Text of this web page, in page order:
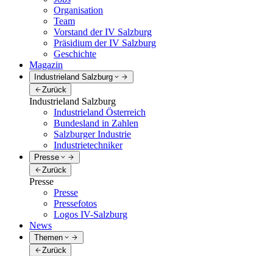
Organisation
Team
Vorstand der IV Salzburg
Präsidium der IV Salzburg
Geschichte
Magazin
Industrieland Salzburg
Zurück
Industrieland Salzburg
Industrieland Österreich
Bundesland in Zahlen
Salzburger Industrie
Industrietechniker
Presse
Zurück
Presse
Presse
Pressefotos
Logos IV-Salzburg
News
Themen
Zurück